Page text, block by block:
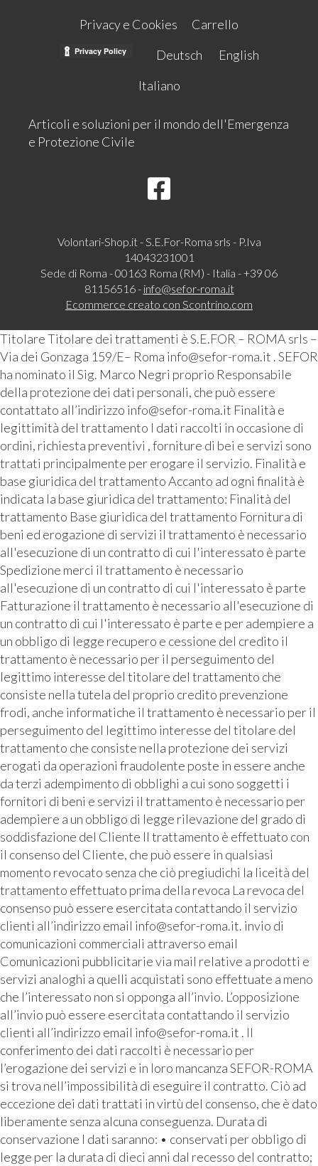
Privacy e Cookies
Carrello
Deutsch
English
Italiano
Articoli e soluzioni per il mondo dell'Emergenza
e Protezione Civile
Volontari-Shop.it - S.E.For-Roma srls - P.Iva
14043231001
Sede di Roma - 00163 Roma (RM) - Italia - +39 06
81156516 - info@sefor-roma.it
Ecommerce creato con Scontrino.com
Titolare Titolare dei trattamenti è S.E.FOR – ROMA srls –
Via dei Gonzaga 159/E– Roma info@sefor-roma.it . SEFOR
ha nominato il Sig. Marco Negri proprio Responsabile
della protezione dei dati personali, che può essere
contattato all’indirizzo info@sefor-roma.it Finalità e
legittimità del trattamento I dati raccolti in occasione di
ordini, richiesta preventivi , forniture di bei e servizi sono
trattati principalmente per erogare il servizio. Finalità e
base giuridica del trattamento Accanto ad ogni finalità è
indicata la base giuridica del trattamento: Finalità del
trattamento Base giuridica del trattamento Fornitura di
beni ed erogazione di servizi il trattamento è necessario
all'esecuzione di un contratto di cui l'interessato è parte
Spedizione merci il trattamento è necessario
all'esecuzione di un contratto di cui l'interessato è parte
Fatturazione il trattamento è necessario all'esecuzione di
un contratto di cui l'interessato è parte e per adempiere a
un obbligo di legge recupero e cessione del credito il
trattamento è necessario per il perseguimento del
legittimo interesse del titolare del trattamento che
consiste nella tutela del proprio credito prevenzione
frodi, anche informatiche il trattamento è necessario per il
perseguimento del legittimo interesse del titolare del
trattamento che consiste nella protezione dei servizi
erogati da operazioni fraudolente poste in essere anche
da terzi adempimento di obblighi a cui sono soggetti i
fornitori di beni e servizi il trattamento è necessario per
adempiere a un obbligo di legge rilevazione del grado di
soddisfazione del Cliente Il trattamento è effettuato con
il consenso del Cliente, che può essere in qualsiasi
momento revocato senza che ciò pregiudichi la liceità del
trattamento effettuato prima della revoca La revoca del
consenso può essere esercitata contattando il servizio
clienti all’indirizzo email info@sefor-roma.it. invio di
comunicazioni commerciali attraverso email
Comunicazioni pubblicitarie via mail relative a prodotti e
servizi analoghi a quelli acquistati sono effettuate a meno
che l’interessato non si opponga all’invio. L’opposizione
all’invio può essere esercitata contattando il servizio
clienti all’indirizzo email info@sefor-roma.it . Il
conferimento dei dati raccolti è necessario per
l’erogazione dei servizi e in loro mancanza SEFOR-ROMA
si trova nell’impossibilità di eseguire il contratto. Ciò ad
eccezione dei dati trattati in virtù del consenso, che è dato
liberamente senza alcuna conseguenza. Durata di
conservazione I dati saranno: • conservati per obbligo di
legge per la durata di dieci anni dal recesso del contratto;